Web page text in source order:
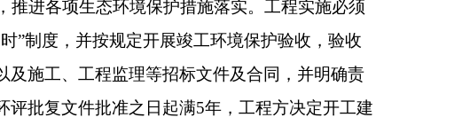
打印本页 关闭窗口
省区市政府 国家部委局